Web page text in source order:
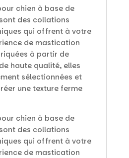
chien à base de
des collations
qui offrent à votre
de mastication
à partir de
haute qualité, elles
sélectionnées et
une texture ferme
chien à base de
des collations
qui offrent à votre
de mastication